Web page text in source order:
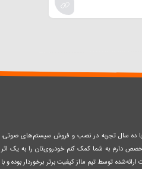
ده سال تجربه در نصب و فروش سیستم‌های صوتی،
دارم به شما کمک کنم خودروی‌تان را به یک اثر
توسط تیم مااز کیفیت برتر برخوردار بوده و با